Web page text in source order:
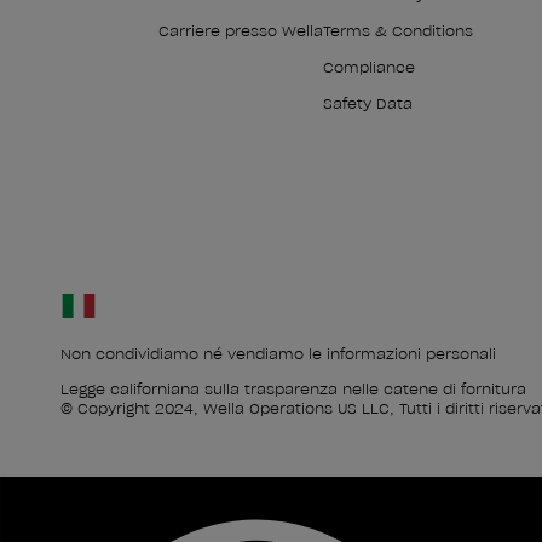
Carriere presso WellaTerms & Conditions
Compliance
Safety Data
Non condividiamo né vendiamo le informazioni personali
Legge californiana sulla trasparenza nelle catene di fornitura
© Copyright 2024, Wella Operations US LLC, Tutti i diritti